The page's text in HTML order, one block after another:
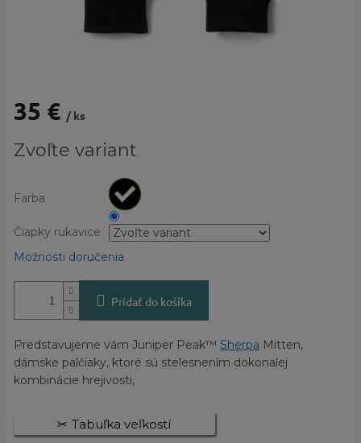
35 € / ks
cena:
Zvoľte variant
Farba
Čiapky rukavice
Možnosti doručenia
Pridať do košíka
Predstavujeme vám Juniper Peak™ Sherpa Mitten,
dámske palčiaky, ktoré sú stelesnením dokonalej
kombinácie hrejivosti,
Tabuľka veľkostí